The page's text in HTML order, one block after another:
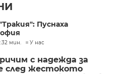
Пуснаха
мин. У нас
с надежда за
след жестокото